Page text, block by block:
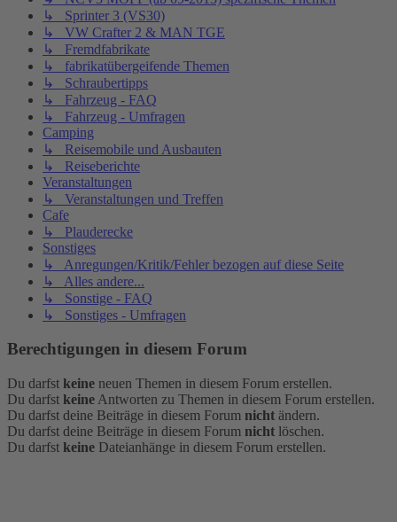
↳ Sprinter 3 (VS30)
↳ VW Crafter 2 & MAN TGE
↳ Fremdfabrikate
↳ fabrikatübergeifende Themen
↳ Schraubertipps
↳ Fahrzeug - FAQ
↳ Fahrzeug - Umfragen
Camping
↳ Reisemobile und Ausbauten
↳ Reiseberichte
Veranstaltungen
↳ Veranstaltungen und Treffen
Cafe
↳ Plauderecke
Sonstiges
↳ Anregungen/Kritik/Fehler bezogen auf diese Seite
↳ Alles andere...
↳ Sonstige - FAQ
↳ Sonstiges - Umfragen
Berechtigungen in diesem Forum
Du darfst keine neuen Themen in diesem Forum erstellen.
Du darfst keine Antworten zu Themen in diesem Forum erstellen.
Du darfst deine Beiträge in diesem Forum nicht ändern.
Du darfst deine Beiträge in diesem Forum nicht löschen.
Du darfst keine Dateianhänge in diesem Forum erstellen.